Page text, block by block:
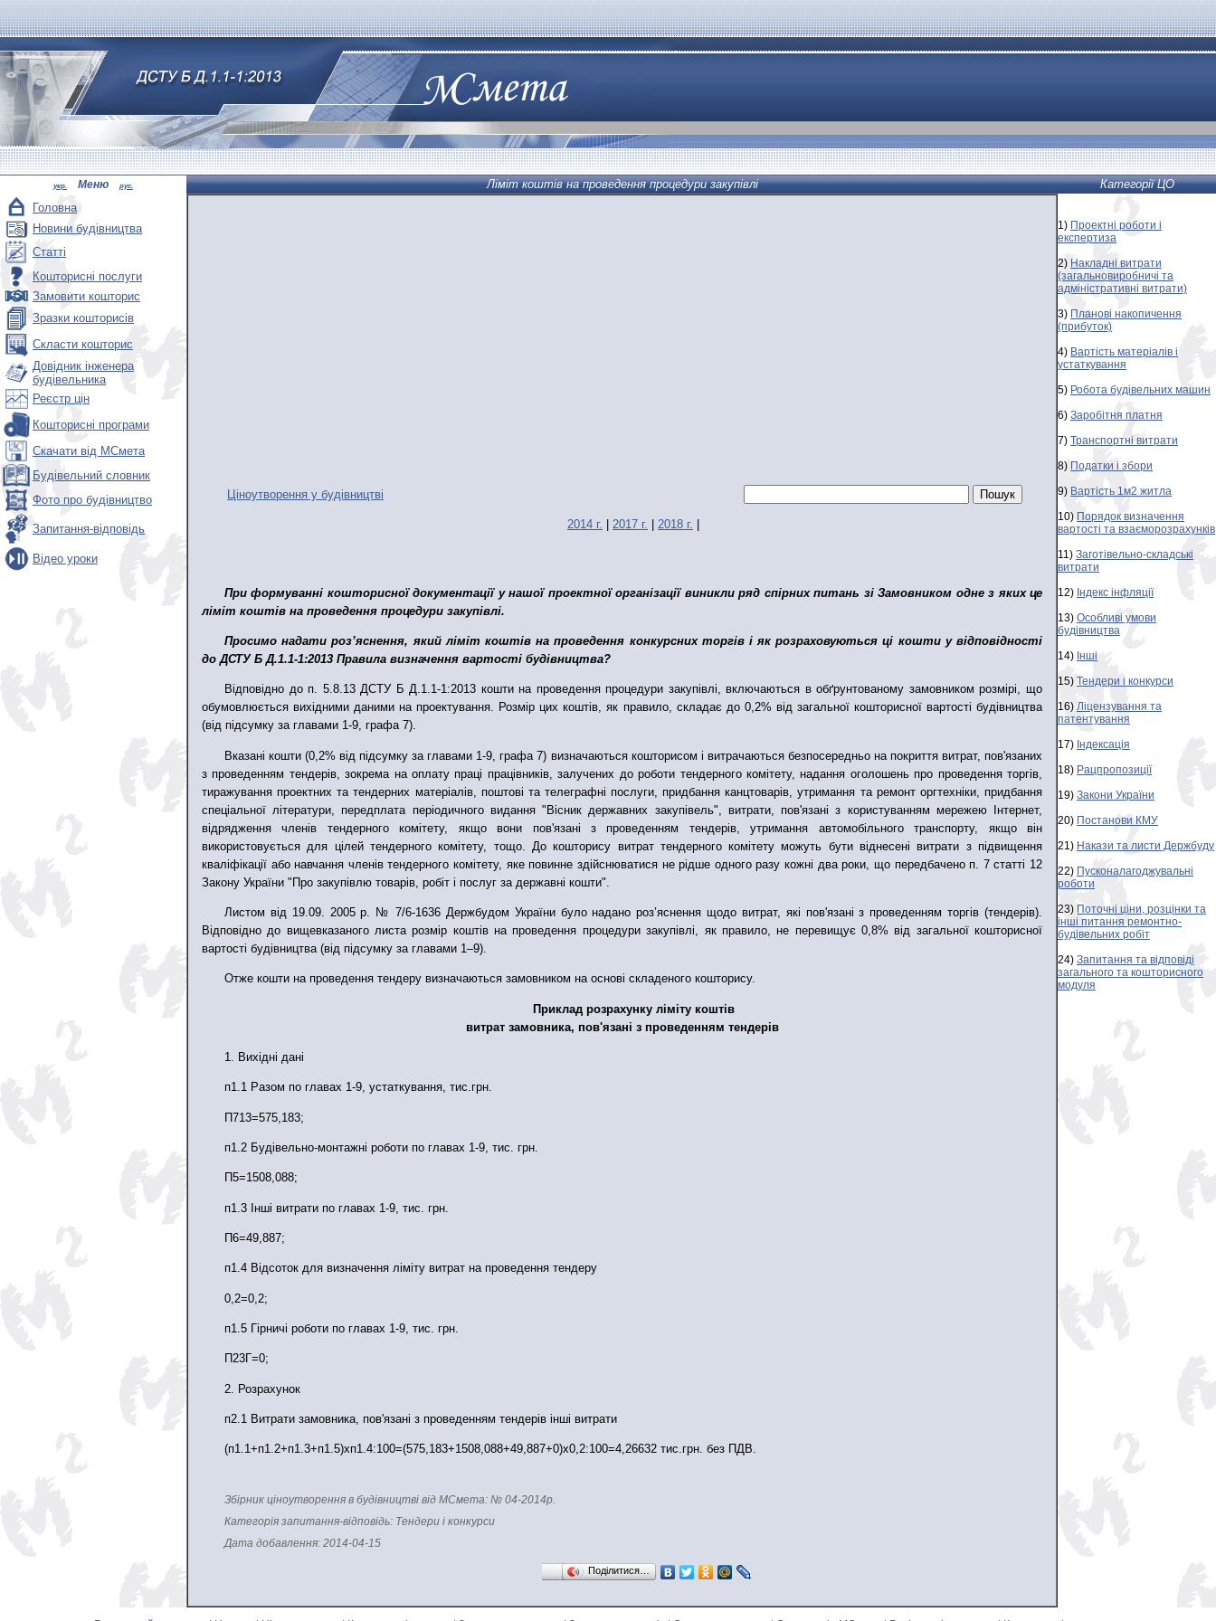
укр. Меню рус. Ліміт коштів на проведення процедури закупівлі
Категорії ЦО
Головна
Новини будівництва
Статті
Кошторисні послуги
Замовити кошторис
Зразки кошторисів
Скласти кошторис
Довідник інженера
будівельника
Реєстр цін
Кошторисні програми
Скачати від МСмета
Будівельний словник
Фото про будівництво
Запитання-відповідь
Відео уроки
Ціноутворення у будівництві
2014 г. 2017 г. 2018 г.
При формуванні кошторисної документації у нашої проектної організації виникли ряд спірних питань зі Замовником одне з яких це
ліміт коштів на проведення процедури закупівлі.
Просимо надати роз’яснення, який ліміт коштів на проведення конкурсних торгів і як розраховуються ці кошти у відповідності
до ДСТУ Б Д.1.1-1:2013 Правила визначення вартості будівництва?
Відповідно до п. 5.8.13 ДСТУ Б Д.1.1-1:2013 кошти на проведення процедури закупівлі, включаються в обґрунтованому замовником розмірі, що
обумовлюється вихідними даними на проектування. Розмір цих коштів, як правило, складає до 0,2% від загальної кошторисної вартості будівництва
(від підсумку за главами 1-9, графа 7).
Вказані кошти (0,2% від підсумку за главами 1-9, графа 7) визначаються кошторисом і витрачаються безпосередньо на покриття витрат, пов'язаних
з проведенням тендерів, зокрема на оплату праці працівників, залучених до роботи тендерного комітету, надання оголошень про проведення торгів,
тиражування проектних та тендерних матеріалів, поштові та телеграфні послуги, придбання канцтоварів, утримання та ремонт оргтехніки, придбання
спеціальної літератури, передплата періодичного видання "Вісник державних закупівель", витрати, пов'язані з користуванням мережею Інтернет,
відрядження членів тендерного комітету, якщо вони пов'язані з проведенням тендерів, утримання автомобільного транспорту, якщо він
використовується для цілей тендерного комітету, тощо. До кошторису витрат тендерного комітету можуть бути віднесені витрати з підвищення
кваліфікації або навчання членів тендерного комітету, яке повинне здійснюватися не рідше одного разу кожні два роки, що передбачено п. 7 статті 12
Закону України "Про закупівлю товарів, робіт і послуг за державні кошти".
Листом від 19.09. 2005 р. № 7/6-1636 Держбудом України було надано роз’яснення щодо витрат, які пов'язані з проведенням торгів (тендерів).
Відповідно до вищевказаного листа розмір коштів на проведення процедури закупівлі, як правило, не перевищує 0,8% від загальної кошторисної
вартості будівництва (від підсумку за главами 1–9).
Отже кошти на проведення тендеру визначаються замовником на основі складеного кошторису.
Приклад розрахунку ліміту коштів
витрат замовника, пов'язанi з проведенням тендерiв
1. Вихідні дані
п1.1 Разом по главах 1-9, устаткування, тис.грн.
П713=575,183;
п1.2 Будiвельно-монтажнi роботи по главах 1-9, тис. грн.
П5=1508,088;
п1.3 Iншi витрати по главах 1-9, тис. грн.
П6=49,887;
п1.4 Вiдсоток для визначення лiмiту витрат на проведення тендеру
0,2=0,2;
п1.5 Гiрничi роботи по главах 1-9, тис. грн.
П23Г=0;
2. Розрахунок
п2.1 Витрати замовника, пов'язанi з проведенням тендерів iнші витрати
(п1.1+п1.2+п1.3+п1.5)хп1.4:100=(575,183+1508,088+49,887+0)х0,2:100=4,26632 тис.грн. без ПДВ.
Збірник ціноутворення в будівництві від МСмета: № 04-2014р.
Категорія запитання-відповідь: Тендери і конкурси
Дата добавлення: 2014-04-15
Поділитися…
1) Проектні роботи і
експертиза
2) Накладні витрати
(загальновиробничі та
адміністративні витрати)
3) Планові накопичення
(прибуток)
4) Вартість матеріалів і
устаткування
5) Робота будівельних машин
6) Заробітня платня
7) Транспортні витрати
8) Податки і збори
9) Вартість 1м2 житла
10) Порядок визначення
вартості та взаєморозрахунків
11) Заготівельно-складські
витрати
12) Індекс інфляції
13) Особливі умови
будівництва
14) Інші
15) Тендери і конкурси
16) Ліцензування та
патентування
17) Індексація
18) Рацпропозиції
19) Закони України
20) Постанови КМУ
21) Накази та листи Держбуду
22) Пусконалагоджувальні
роботи
23) Поточні ціни, розцінки та
інші питання ремонтно-
будівельних робіт
24) Запитання та відповіді
загального та кошторисного
модуля